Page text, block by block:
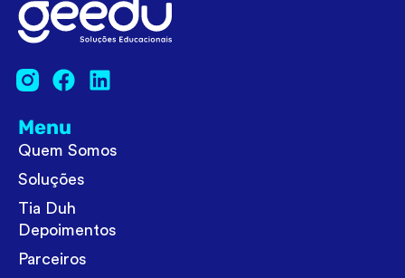
Menu
Quem Somos
Soluções
Tia Duh
Depoimentos
Parceiros